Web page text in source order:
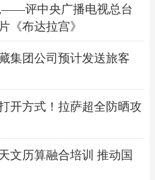
——评中央广播电视总台
《布达拉宫》
集团公司预计发送旅客
开方式！拉萨超全防晒攻
文历算融合培训 推动国